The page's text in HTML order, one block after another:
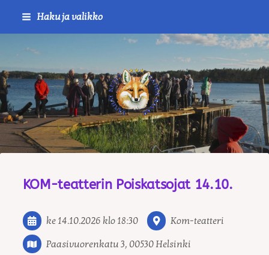
Siirry Haku ja valikko
Journalistiliitto / RTTL/
KOM-teatterin Poiskatsojat 14.10.
ke 14.10.2026 klo 18:30 Kom-teatteri
Paasivuorenkatu 3, 00530 Helsinki